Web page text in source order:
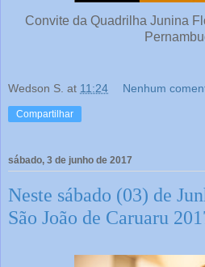
Convite da Quadrilha Junina
Wedson S. at 11:24 Nenhum
Compartilhar
sábado, 3 de junho de 2017
Neste sábado (03) de
São João de Caruaru